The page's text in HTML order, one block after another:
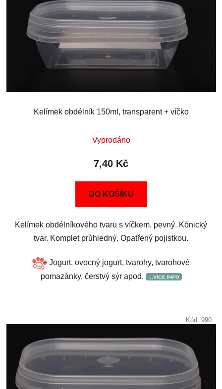
Kelímek obdélník 150ml, transparent + víčko
Vyprodáno
7,40 Kč
DO KOŠÍKU
Kelímek obdélníkového tvaru s víčkem, pevný. Kónický
tvar. Komplet průhledný. Opatřený pojistkou.
Jogurt, ovocný jogurt, tvarohy, tvarohové
pomazánky, čerstvý sýr apod.
Kód: 990